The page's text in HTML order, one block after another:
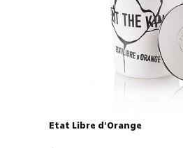
Подробнее
В корзину
Etat Libre d'Orange